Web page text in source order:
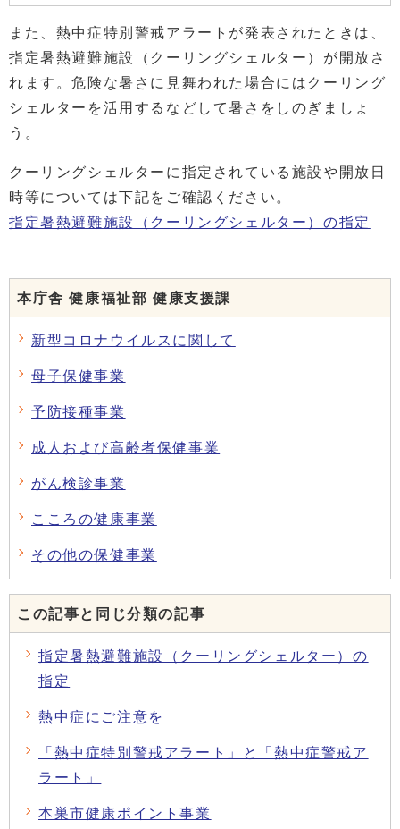
また、熱中症特別警戒アラートが発表されたときは、
指定暑熱避難施設（クーリングシェルター）が開放さ
れます。危険な暑さに見舞われた場合にはクーリング
シェルターを活用するなどして暑さをしのぎましょ
う。
クーリングシェルターに指定されている施設や開放日
時等については下記をご確認ください。
指定暑熱避難施設（クーリングシェルター）の指定
本庁舎 健康福祉部 健康支援課
新型コロナウイルスに関して
母子保健事業
予防接種事業
成人および高齢者保健事業
がん検診事業
こころの健康事業
その他の保健事業
この記事と同じ分類の記事
指定暑熱避難施設（クーリングシェルター）の
指定
熱中症にご注意を
「熱中症特別警戒アラート」と「熱中症警戒ア
ラート」
本巣市健康ポイント事業